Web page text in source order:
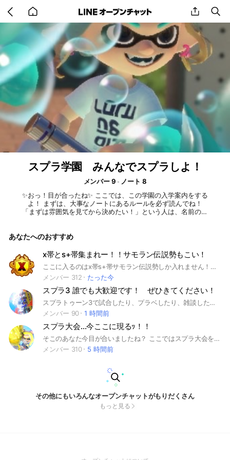
back
to
home
share
スプラ学園 みんなでスプラしよ！
メンバー 9
ノート 8
✨おっ！目が合ったね✨ ここでは、この学園の入学案内をする
よ！ まずは、大事なノートにあるルールを必ず読んでね！
「まずは雰囲気を見てから決めたい！」という人は、名前の横
これで説明は終わり！ この学園では関係者を作るのもOK！雑
楽しく交流しながら、スプラを楽しもう！ 創設2026 7/6 #ス
プラ #スプラ学園 #ヒーローモード #サーモンラン #学生 #中
学生 #高校生 #フェス #バチコン #ガチマッチ #プライベート
マッチ#スプラ3
あなたへのおすすめ
x帯とs+帯集まれー！！サモラン伝説勢もこい！
ここに入るのはx帯s+帯サモラン伝説勢しか入れません！！ ご了承下さいm(_ _)m x帯s+の人はＳ＋バッチやxp2000バッチなど証拠になるものをノートにお願いします(＞人＜;) 伝説の人達は写真を撮って見せて下さい #スプラ#上位勢#スプラやろ #スプラ好き#スプラ3#スプラトゥーン3#スプラトゥーン
メンバー 312
たった今
スプラ3 誰でも大歓迎です！ ぜひきてください！
スプラトゥーン3で試合したり、プラベしたり、雑談したりなどスプラに関することなら全然OK！ みんなでスプラしましょう！ もしかしたらスプラ以外のゲームをやってる時もあるかもしれません プラベも！ 目標人数200人！ #スプラ3 #プラベ #フレンド募集 #スプラトゥーン3
メンバー 90
1 時間前
スプラ大会…今ここに現るｯ！！
そこのあなた今目が合いましたね？ ここではスプラ大会を基本的に月一で開きます｡夏休みなどは臨時的に多く開催します！スプラ初心者でも大歓迎！大会に優勝したチームには名前に王冠をつける権利を与えてます！王冠マスターを目指そう！そしてみんなでスプラを盛り上げていこう！ 詳しいことは大事なノートに書いているので入る方はご確認お願いします！ ノートに自己紹介を書いてくれると嬉しいです！ 300人の大台へ 即抜け× 下ネタ× 連投× #スプラ #スプラ3 #スプラトゥーン #スプラトゥーン3 #大会 #スプラ大会 #スプラ3大会 #スプラトゥーン大会 #スプラトゥーン3大会 #スプラトゥーンレイダース
メンバー 310
5 時間前
その他にもいろんなオープンチャットがもりだくさん
もっと見る